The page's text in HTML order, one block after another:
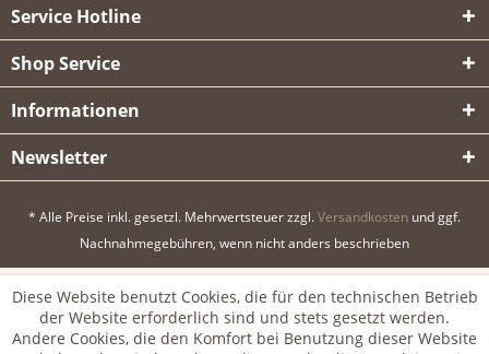
Service Hotline
Shop Service
Informationen
Newsletter
* Alle Preise inkl. gesetzl. Mehrwertsteuer zzgl.Versandkosten und ggf.
Nachnahmegebühren, wenn nicht anders beschrieben
Diese Website benutzt Cookies, die für den technischen Betrieb
der Website erforderlich sind und stets gesetzt werden.
Andere Cookies, die den Komfort bei Benutzung dieser Website